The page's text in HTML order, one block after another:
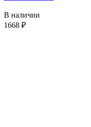
В наличии
1668 ₽